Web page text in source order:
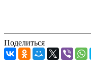
Поделиться